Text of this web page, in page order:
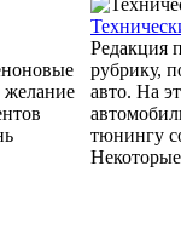
желание
Редакция
рубрику,
авто. На
тюнингу